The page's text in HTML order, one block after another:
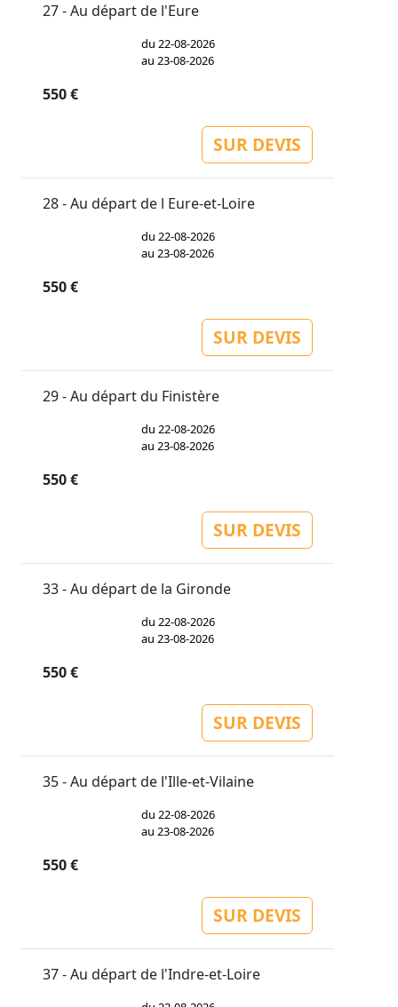
27 - Au départ de l'Eure
du 22-08-2026
au 23-08-2026
550 €
SUR DEVIS
28 - Au départ de l Eure-et-Loire
du 22-08-2026
au 23-08-2026
550 €
SUR DEVIS
29 - Au départ du Finistère
du 22-08-2026
au 23-08-2026
550 €
SUR DEVIS
33 - Au départ de la Gironde
du 22-08-2026
au 23-08-2026
550 €
SUR DEVIS
35 - Au départ de l'Ille-et-Vilaine
du 22-08-2026
au 23-08-2026
550 €
SUR DEVIS
37 - Au départ de l'Indre-et-Loire